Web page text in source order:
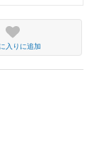
入りに追加